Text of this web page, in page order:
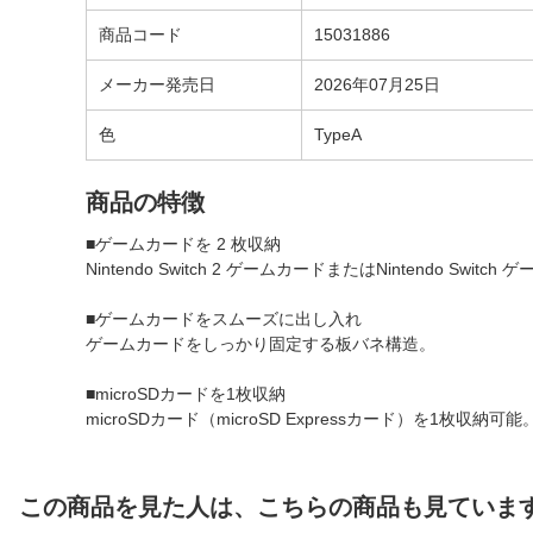
商品コード 15031886
メーカー発売日 2026年07月25日
色 TypeA
商品の特徴
■ゲームカードを 2 枚収納
Nintendo Switch 2 ゲームカードまたはNintendo Switch ゲ
■ゲームカードをスムーズに出し入れ
ゲームカードをしっかり固定する板バネ構造。
■microSDカードを1枚収納
microSDカード（microSD Expressカード）を1枚収納可能。
この商品を見た人は、こちらの商品も見ていま